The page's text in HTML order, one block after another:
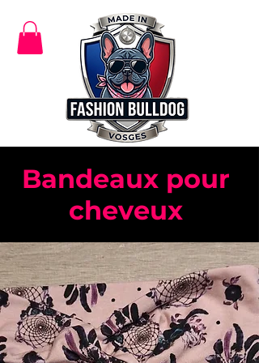
Bandeaux pour
cheveux